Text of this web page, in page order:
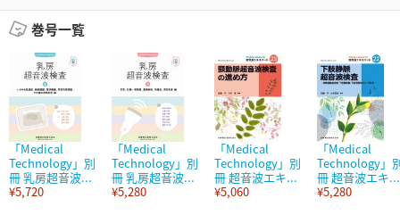
巻号一覧
「Medical
Technology」別
冊 乳房超音波...
¥5,720
「Medical
Technology」別
冊 乳房超音波...
¥5,280
「Medical
Technology」別
冊 超音波エキ...
¥5,060
「Medical
Technology」
冊 超音波エキ...
¥5,280